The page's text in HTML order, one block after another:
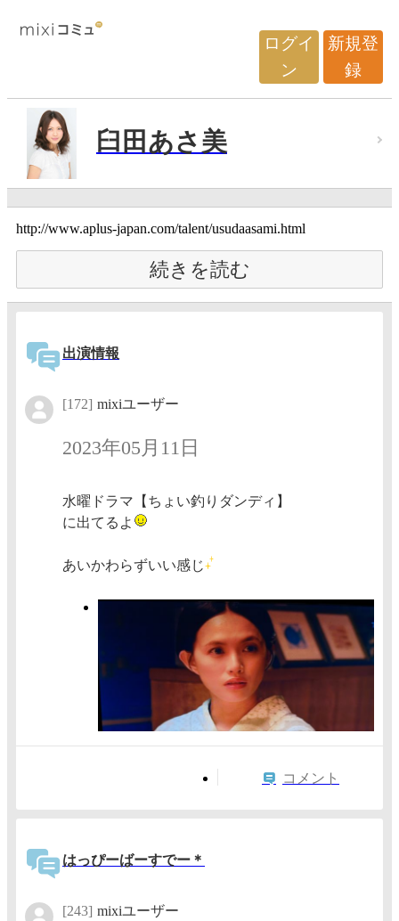
ログイ
ン
新規登
録
臼田あさ美
http://www.aplus-japan.com/talent/usudaasami.html
続きを読む
出演情報
[172] mixiユーザー
2023年05月11日
水曜ドラマ【ちょい釣りダンディ】
に出てるよ
あいかわらずいい感じ
コメント
はっぴーばーすでー＊
[243] mixiユーザー